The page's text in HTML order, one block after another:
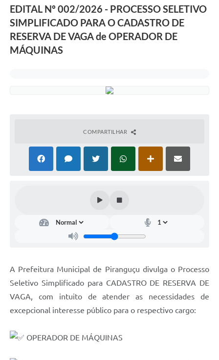
EDITAL Nº 002/2026 - PROCESSO SELETIVO
SIMPLIFICADO PARA O CADASTRO DE
RESERVA DE VAGA de OPERADOR DE
MÁQUINAS
COMPARTILHAR
A Prefeitura Municipal de Piranguçu divulga o Processo
Seletivo Simplificado para CADASTRO DE RESERVA DE
VAGA, com intuito de atender as necessidades de
excepcional interesse público para o respectivo cargo:
OPERADOR DE MÁQUINAS